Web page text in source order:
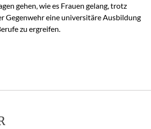
gehen, wie es Frauen gelang, trotz
Gegenwehr eine universitäre Ausbildung
zu ergreifen.